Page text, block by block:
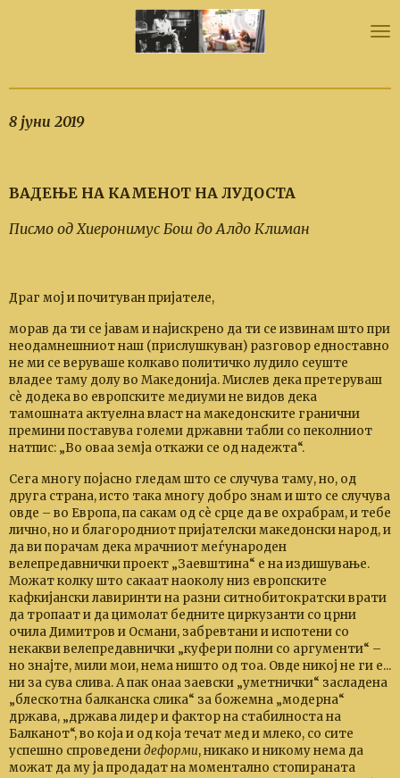
8 јуни 2019
ВАДЕЊЕ НА КАМЕНОТ НА ЛУДОСТА
Писмо од Хиеронимус Бош до Алдо Климан
Драг мој и почитуван пријателе,
морав да ти се јавам и најискрено да ти се извинам што при
неодамнешниот наш (прислушкуван) разговор едноставно
не ми се веруваше колкаво политичко лудило сеуште
владее таму долу во Македонија. Мислев дека претеруваш
сѐ додека во европските медиуми не видов дека
тамошната актуелна власт на македонските гранични
премини поставува големи државни табли со пеколниот
натпис: „Во оваа земја откажи се од надежта“.
Сега многу појасно гледам што се случува таму, но, од
друга страна, исто така многу добро знам и што се случува
овде – во Европа, па сакам од сѐ срце да ве охрабрам, и тебе
лично, но и благородниот пријателски македонски народ, и
да ви порачам дека мрачниот меѓународен
велепредавнички проект „Заевштина“ е на издишување.
Можат колку што сакаат наоколу низ европските
кафкијански лавиринти на разни ситнобитократски врати
да тропаат и да цимолат бедните циркузанти со црни
очила Димитров и Османи, забревтани и испотени со
некакви велепредавнички „куфери полни со аргументи“ –
но знајте, мили мои, нема ништо од тоа. Овде никој не ги е...
ни за сува слива. А пак онаа заевски „уметнички“ засладена
„блескотна балканска слика“ за божемна „модерна“
држава, „држава лидер и фактор на стабилноста на
Балканот“, во која и од која течат мед и млеко, со сите
успешно спроведенидеформи, никако и никому нема да
можат да му ја продадат на моментално стопираната